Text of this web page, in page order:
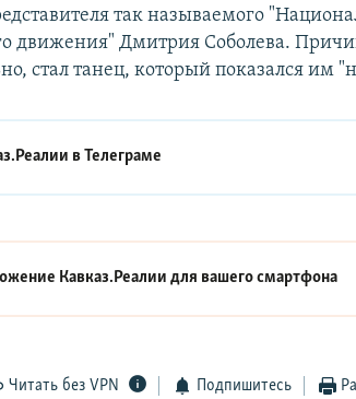
так называемого
движения" Дмитрия Соболева.
стал танец, который показался им
вТелеграме
Кавказ.Реалии для вашего смартфона
Читать без VPN Подпишитесь